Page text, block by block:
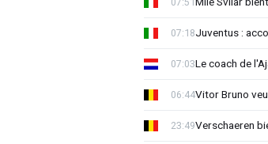
Juventus :
07:18
Le coach de
07:03
Vitor Bruno
06:44
Verschaeren
23:49